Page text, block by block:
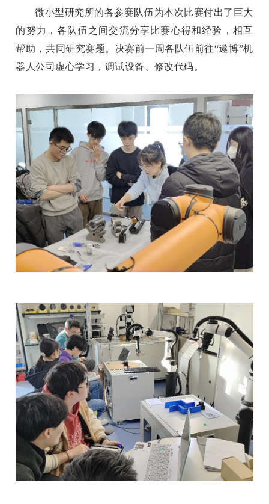
微小型研究所的各参赛队伍为本次比赛付出了巨大
的努力，各队伍之间交流分享比赛心得和经验，相互
帮助，共同研究赛题。决赛前一周各队伍前往“遨博”机
器人公司虚心学习，调试设备、修改代码。